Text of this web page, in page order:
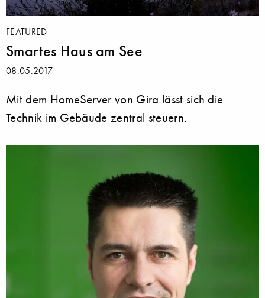
FEATURED
Smartes Haus am See
08.05.2017
Mit dem HomeServer von Gira lässt sich die
Technik im Gebäude zentral steuern.